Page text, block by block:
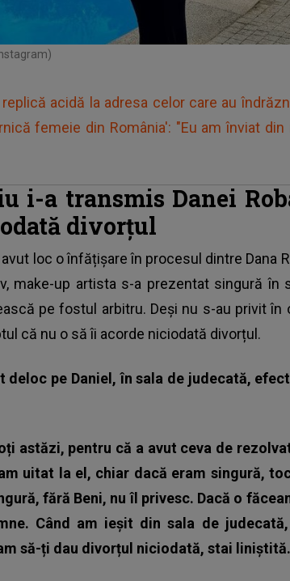
replică acidă la adresa celor care au
femeie din România': "Eu am înviat
i-a transmis Danei
divorțul
loc o înfățișare în procesul dintre Dana
make-up artista s-a prezentat singură în
pe fostul arbitru. Deși nu s-au privit în
că nu o să îi acorde niciodată divorțul.
deloc pe Daniel, în sala de judecată,
astăzi, pentru că a avut ceva de
uitat la el, chiar dacă eram singură,
fără Beni, nu îl privesc. Dacă o
Când am ieșit din sala de
să-ți dau divorțul niciodată, stai liniștită.